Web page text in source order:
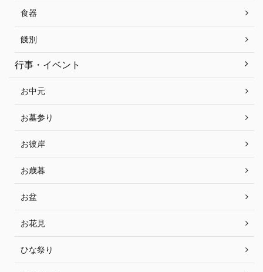
食器
餞別
行事・イベント
お中元
お墓参り
お彼岸
お歳暮
お盆
お花見
ひな祭り